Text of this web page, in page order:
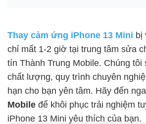
Thay cảm ứng iPhone 13 Mini bị
chỉ mất 1-2 giờ tại trung tâm sửa
tín Thành Trung Mobile. Chúng tôi
chất lượng, quy trình chuyên
hạn cho bạn yên tâm. Hãy đến
Mobile để khôi phục trải nghiệm
iPhone 13 Mini yêu thích của bạn.